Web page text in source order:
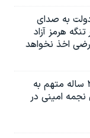
به صدای
هرمز آزاد
اخذ نخواهد
دانشجوی دختر ۲۳ ساله متهم به
امینی در